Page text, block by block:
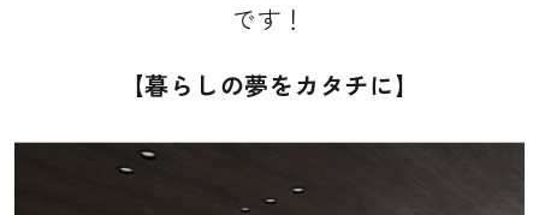
上田ハウジングパーク
佐久平ハウジングパーク
家づくりお役立ちコラム
です！
【暮らしの夢をカタチに】